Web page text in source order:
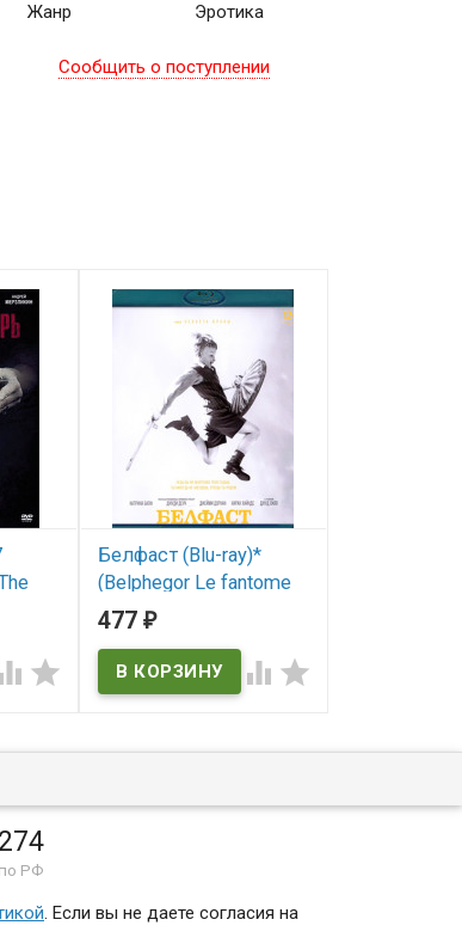
Жанр
Эротика
Сообщить о поступлении

Белфаст (Blu-ray)*
(Belphegor Le fantome
du Louvre)
В наличии
Belphegor Le fantome du
477₽
 
РФ
. Если вы не даете согласия на